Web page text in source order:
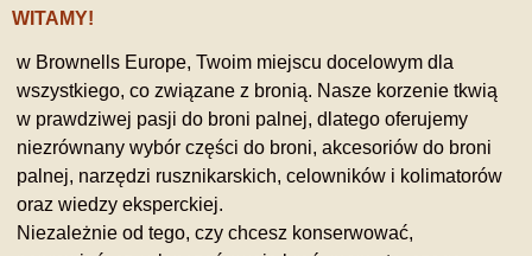
WITAMY!
w Brownells Europe, Twoim miejscu docelowym dla
wszystkiego, co związane z bronią. Nasze korzenie tkwią
w prawdziwej pasji do broni palnej, dlatego oferujemy
niezrównany wybór części do broni, akcesoriów do broni
palnej, narzędzi rusznikarskich, celowników i kolimatorów
oraz wiedzy eksperckiej.
Niezależnie od tego, czy chcesz konserwować,